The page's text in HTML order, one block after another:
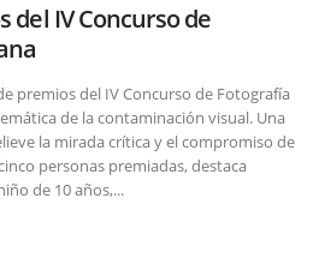
del IV Concurso de
premios del IV Concurso de Fotografía
de la contaminación visual. Una
la mirada crítica y el compromiso de
personas premiadas, destaca
de 10 años,...